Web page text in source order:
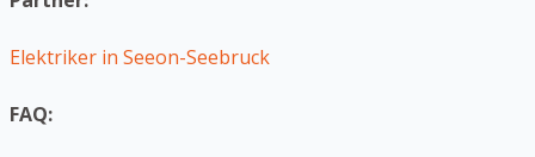
Elektriker in Seeon-Seebruck
FAQ: